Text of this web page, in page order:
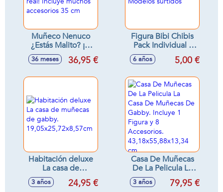
Muñeco Nenuco
¿Estás Malito? ¡el
termómetro tiene
luz real! Incluye
36 meses 36,95 €
Figura Bibi Chibis
Pack Individual -
Modelos surtidos
6 años 5,00 €
Habitación deluxe
La casa de
muñecas de gabby.
19,05x25,72x8,57cm
3 años 24,95 €
Casa De Muñecas
De La Pelicula La
Casa De Muñecas
De Gabby. Incluye
3 años 79,95 €